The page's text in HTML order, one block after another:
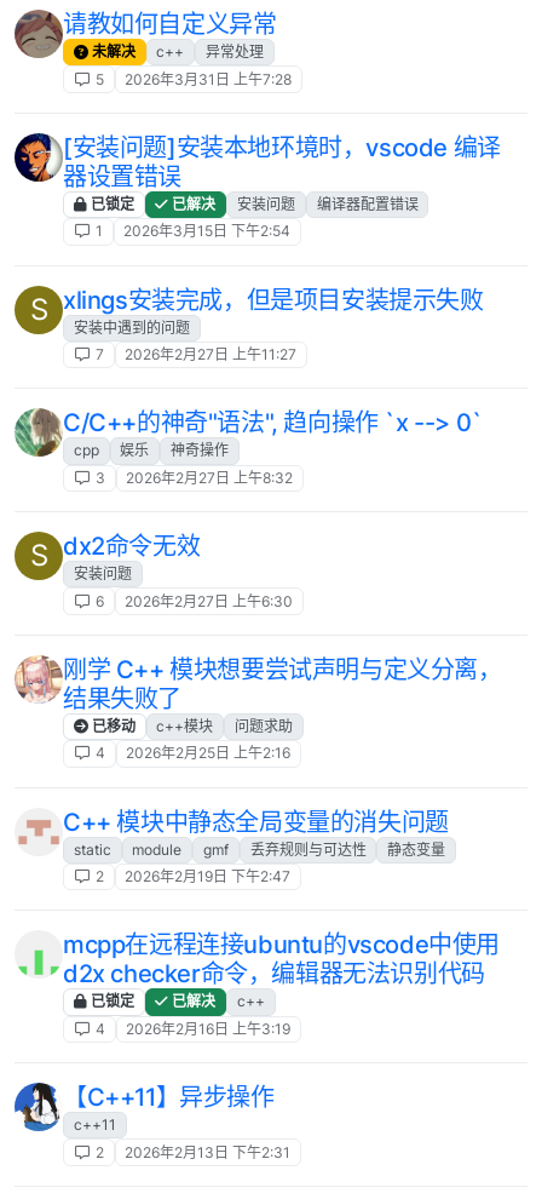
请教如何自定义异常
未解决 c++
异常处理
5
2026年3月31日 上午7:28
[安装问题]安装本地环境时，vscode 编译
器设置错误
已锁定 已解决 安装问题
编译器配置错误
1
2026年3月15日 下午2:54
S xlings安装完成，但是项目安装提示失败
安装中遇到的问题
7
2026年2月27日 上午11:27
C/C++的神奇"语法", 趋向操作 `x --> 0`
cpp 娱乐
神奇操作
3
2026年2月27日 上午8:32
S dx2命令无效
安装问题
6
2026年2月27日 上午6:30
刚学 C++ 模块想要尝试声明与定义分离，
结果失败了
已移动 c++模块
问题求助
4
2026年2月25日 上午2:16
C++ 模块中静态全局变量的消失问题
static module gmf 丢弃规则与可达性
静态变量
2
2026年2月19日 下午2:47
mcpp在远程连接ubuntu的vscode中使用
d2x checker命令，编辑器无法识别代码
已锁定 已解决
c++
4
2026年2月16日 上午3:19
【C++11】异步操作
c++11
2
2026年2月13日 下午2:31